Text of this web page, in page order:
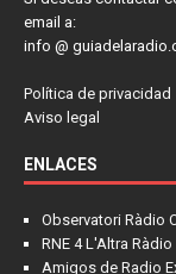
email a:
info @
Política de privacidad
Aviso legal
ENLACES
Observatori Ràdio
RNE 4 L'Altra Ràdio
Amigos de Radio